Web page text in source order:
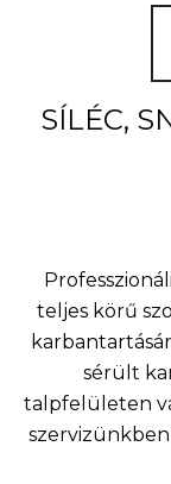
SÍLÉC,
teljes körű
sérült
talpfelületen